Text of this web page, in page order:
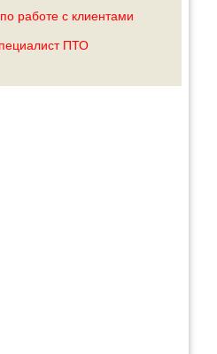
работе с клиентами
ПТО